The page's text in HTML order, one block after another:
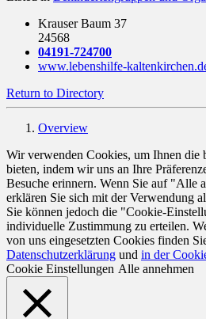
Krauser Baum 37
24568
04191-724700
www.lebenshilfe-
Return to Directory
Overview
Wir verwenden Cookies, um Ihnen die
bieten, indem wir uns an Ihre
Besuche erinnern. Wenn Sie auf "Alle
erklären Sie sich mit der Verwendung
Sie können jedoch die "Cookie-
individuelle Zustimmung zu erteilen.
von uns eingesetzten Cookies finden
Datenschutzerklärung und in der
Cookie Einstellungen Alle annehmen